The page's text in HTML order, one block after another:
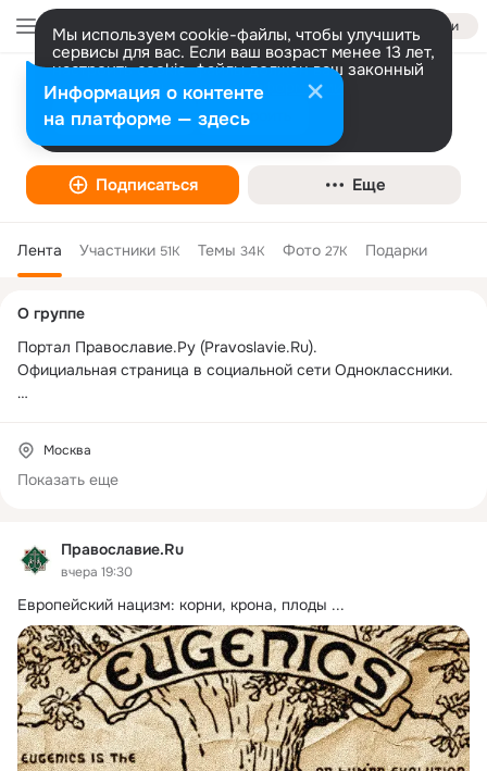
Войти
Мы используем cookie-файлы, чтобы улучшить
сервисы для вас. Если ваш возраст менее 13 лет,
настроить cookie-файлы должен ваш законный
представитель. Больше информации
Разрешить все Настроить
Православие.Ru
Подписаться Еще
Лента Участники 51K Темы 34K Фото 27K Подарки
Православие.Ru
вчера 19:30
Европейский нацизм: корни, крона, плоды ...
колонка
О группе
Портал Православие.Ру (Pravoslavie.Ru).
Официальная страница в социальной сети Одноклассники.
editor@pravoslavie.ru
Сайт: http://www.pravoslavie.ru/
В LiveJournal: http://community.livejournal.com/pravoslavie_rf/
В Twitter: http://twitter.com/pravoslavie_rf
В YouTube: http://www.youtube.com/user/PravoslavieRu
English version:
FaceBook: http://www.facebook.com/orthodox.christianity
Twitter: http://twitter.com/OrthoChristian
Москва
Показать еще
Информация о контенте
на платформе — здесь